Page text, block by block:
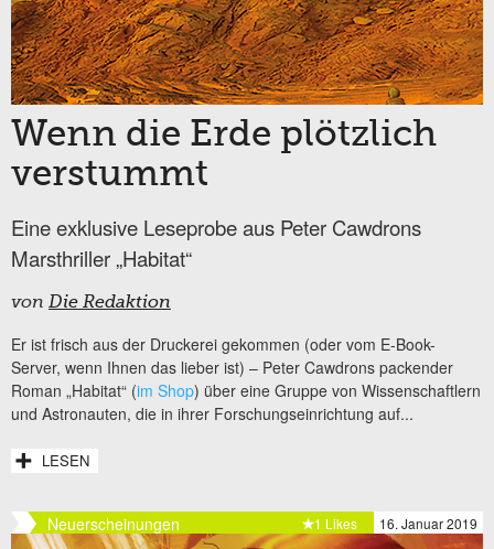
Wenn die Erde plötzlich
verstummt
Eine exklusive Leseprobe aus Peter Cawdrons
Marsthriller „Habitat“
von Die Redaktion
Er ist frisch aus der Druckerei gekommen (oder vom E-Book-
Server, wenn Ihnen das lieber ist) – Peter Cawdrons packender
Roman „Habitat“ (im Shop) über eine Gruppe von Wissenschaftlern
und Astronauten, die in ihrer Forschungseinrichtung auf...
LESEN
Neuerscheinungen 16. Januar 2019
1 Likes